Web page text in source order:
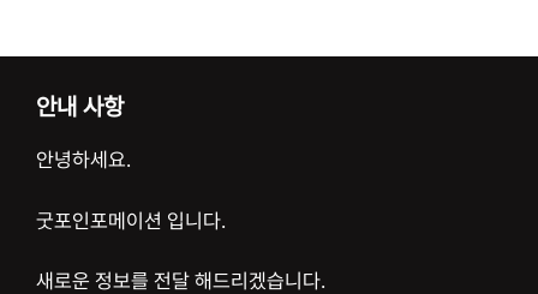
안내 사항
안녕하세요.
굿포인포메이션 입니다.
새로운 정보를 전달 해드리겠습니다.